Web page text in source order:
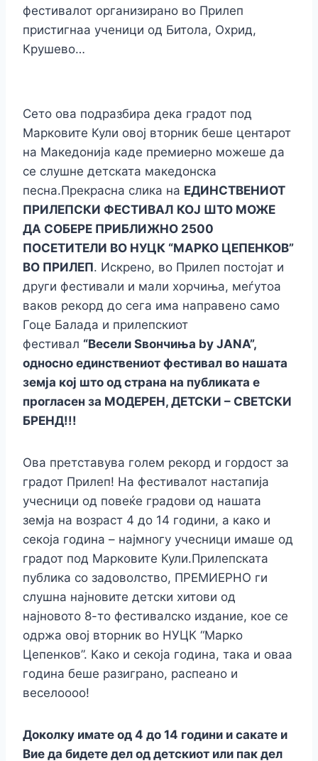
фестивалот организирано во Прилеп
пристигнаа ученици од Битола, Охрид,
Крушево…
Сето ова подразбира дека градот под
Марковите Кули овој вторник беше центарот
на Македонија каде премиерно можеше да
се слушне детската македонска
песна.Прекрасна слика на ЕДИНСТВЕНИОТ
ПРИЛЕПСКИ ФЕСТИВАЛ КОЈ ШТО МОЖЕ
ДА СОБЕРЕ ПРИБЛИЖНО 2500
ПОСЕТИТЕЛИ ВО НУЦК “МАРКО ЦЕПЕНКОВ”
ВО ПРИЛЕП. Искрено, во Прилеп постојат и
други фестивали и мали хорчиња, меѓутоа
ваков рекорд до сега има направено само
Гоце Балада и прилепскиот
фестивал “Весели Ѕвончиња by JANA”,
односно единствениот фестивал во нашата
земја кој што од страна на публиката е
прогласен за МОДЕРЕН, ДЕТСКИ – СВЕТСКИ
БРЕНД!!!
Ова претставува голем рекорд и гордост за
градот Прилеп! На фестивалот настапија
учесници од повеќе градови од нашата
земја на возраст 4 до 14 години, а како и
секоја година – најмногу учесници имаше од
градот под Марковите Кули.Прилепската
публика со задоволство, ПРЕМИЕРНО ги
слушна најновите детски хитови од
најновото 8-то фестивалско издание, кое се
одржа овој вторник во НУЦК “Марко
Цепенков”. Како и секоја година, така и оваа
година беше разиграно, распеано и
веселоооо!
Доколку имате од 4 до 14 години и сакате и
Вие да бидете дел од детскиот или пак дел